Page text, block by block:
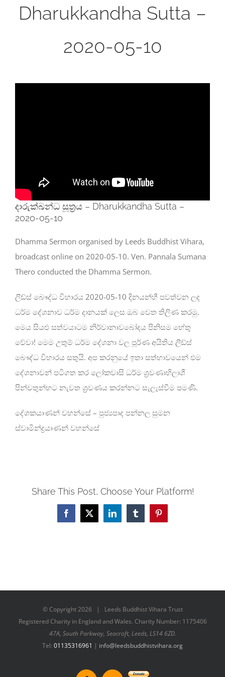
Dharukkandha Sutta –
2020-05-10
දාරුක්ඛන්ධ සූත්‍රය – Dharukkandha Sutta –
2020-05-10
Dhamma Sermon organised by Leeds Buddhist Vihara,
broadcast online on 2020-05-10. Ven. Pannala Sumana
Thero conducted the Dhamma Sermon.
ලීඩ්ස් බෞද්ධ විහාරය 2020-05-10 දිනයන්හී පවත්වන ලද
ධර්ම දේශනාව ධර්ම දානයක් ලෙස ඔබ වෙත තිලිණ කරමු.
මෙය සියළු සත්වයාටම නිර්වානාවබෝදය පිනිසම හේතු
වේවා! මෙම උතුම් ධර්ම දේශනා වල පූර්ණ අයිතිය ලීඩ්ස්
බෞද්ධ විහාරය සතුයි. අප කරනුයේ ඉතා සත්භාවයෙන් එම
දේශනාවන් පටිගත කර ලෝකවාසි ධර්ම ශ්‍රවණාභිලාශී
පින්වතුන්හට නැවත ශ්‍රවණය කරන්නට සැලැස්වීම පමණි.
දේශකයාණන් වහන්සේ – පුජ්‍යපාද පන්නල සුමන
ස්වාමින්ද්‍රයාණන් වහන්සේ
Share This Post, Choose Your Platform!
Facebook
X LinkedInTumblrPinterest
© Copyright2026 | Leeds Buddhist Vihara Trust
Registered Charity in England and Wales. Charity Number: 1175406
47A, South Parkway, Seacroft, Leeds, LS14 6ZD.
Tel: 01135316961 | info@leedsbuddhistvihara.org